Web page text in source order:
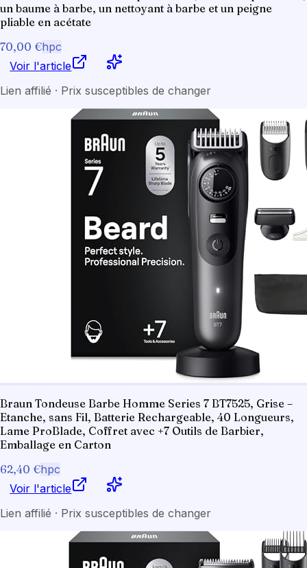
un baume à barbe, un nettoyant à barbe et un peigne
pliable en acétate
70,00 €hpc
Voir l'article
Lien affilié · Prix susceptibles de changer
Braun Tondeuse Barbe Homme Series 7 BT7525, Grise –
Etanche, sans Fil, Batterie Rechargeable, 40 Longueurs,
Lame ProBlade, Coffret avec +7 Outils de Barbier,
Emballage en Carton
62,40 €hpc
Voir l'article
Lien affilié · Prix susceptibles de changer